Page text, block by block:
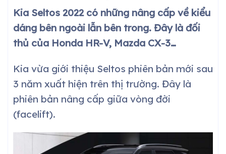
Kia Seltos 2022 có những nâng cấp về kiểu
dáng bên ngoài lẫn bên trong. Đây là đối
thủ của Honda HR-V, Mazda CX-3…
Kia vừa giới thiệu Seltos phiên bản mới sau
3 năm xuất hiện trên thị trường. Đây là
phiên bản nâng cấp giữa vòng đời
(facelift).